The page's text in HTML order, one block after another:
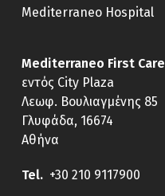
Mediterraneo Hospital
Mediterraneo First Care
εντός City Plaza
Λεωφ. Βουλιαγμένης 85
Γλυφάδα, 16674
Αθήνα
Tel. +30 210 9117900